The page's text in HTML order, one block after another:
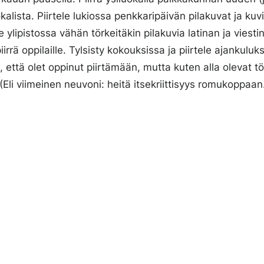
Piirtele lukiossa penkkaripäivän pilakuvat ja
ylipistossa vähän törkeitäkin pilakuvia latinan ja
oppilaille. Tylsisty kokouksissa ja piirtele
että olet oppinut piirtämään, mutta kuten alla olevat
viimeinen neuvoni: heitä itsekriittisyys